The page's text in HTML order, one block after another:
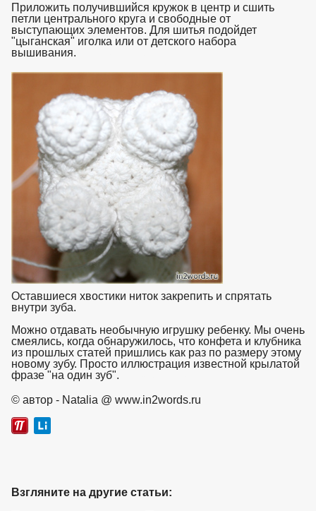
Приложить получившийся кружок в центр и сшить
петли центрального круга и свободные от
выступающих элементов. Для шитья подойдет
"цыганская" иголка или от детского набора
вышивания.
Оставшиеся хвостики ниток закрепить и спрятать
внутри зуба.
Можно отдавать необычную игрушку ребенку. Мы очень
смеялись, когда обнаружилось, что конфета и клубника
из прошлых статей пришлись как раз по размеру этому
новому зубу. Просто иллюстрация известной крылатой
фразе "на один зуб".
© автор - Natalia @ www.in2words.ru
Взгляните на другие статьи: